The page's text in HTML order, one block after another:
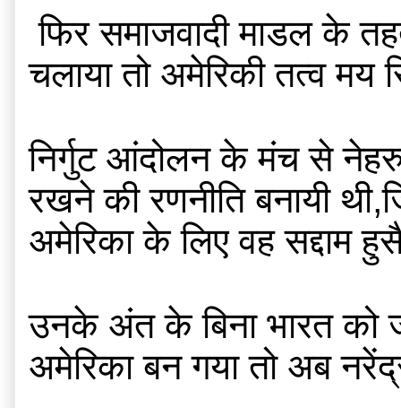
फिर समाजवादी माडल के तहत इंदिरा ने जो प्रिवी पर्स खत्म कर दिये और राष्ट्रीयकरण अभियान
चलाया तो अमेरिकी तत्व
निर्गुट आंदोलन के मंच से नेहरु
रखने की रणनीति बनायी
अमेरिका के लिए वह सद्दाम
उनके अंत के बिना भारत को
अमेरिका बन गया तो अब